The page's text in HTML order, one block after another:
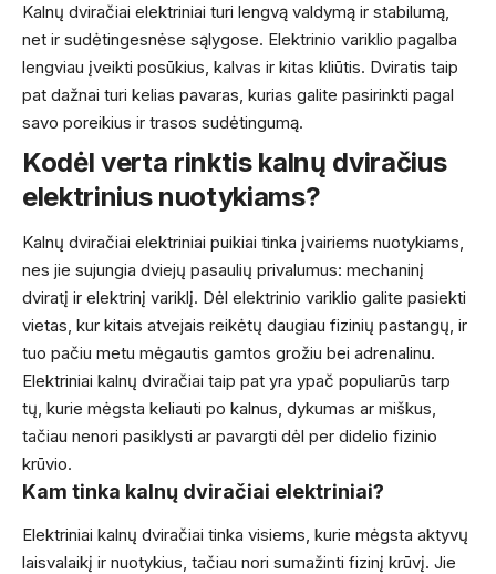
Kalnų dviračiai elektriniai turi lengvą valdymą ir stabilumą,
net ir sudėtingesnėse sąlygose. Elektrinio variklio pagalba
lengviau įveikti posūkius, kalvas ir kitas kliūtis. Dviratis taip
pat dažnai turi kelias pavaras, kurias galite pasirinkti pagal
savo poreikius ir trasos sudėtingumą.
Kodėl verta rinktis kalnų dviračius
elektrinius nuotykiams?
Kalnų dviračiai elektriniai puikiai tinka įvairiems nuotykiams,
nes jie sujungia dviejų pasaulių privalumus: mechaninį
dviratį ir elektrinį variklį. Dėl elektrinio variklio galite pasiekti
vietas, kur kitais atvejais reikėtų daugiau fizinių pastangų, ir
tuo pačiu metu mėgautis gamtos grožiu bei adrenalinu.
Elektriniai kalnų dviračiai taip pat yra ypač populiarūs tarp
tų, kurie mėgsta keliauti po kalnus, dykumas ar miškus,
tačiau nenori pasiklysti ar pavargti dėl per didelio fizinio
krūvio.
Kam tinka kalnų dviračiai elektriniai?
Elektriniai kalnų dviračiai tinka visiems, kurie mėgsta aktyvų
laisvalaikį ir nuotykius, tačiau nori sumažinti fizinį krūvį. Jie